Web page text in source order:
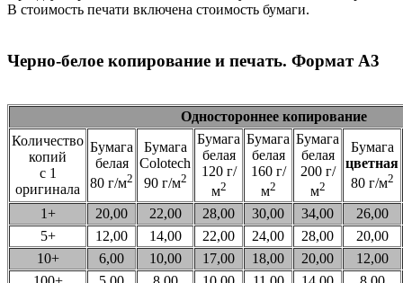
В стоимость печати включена стоимость бумаги.
Черно-белое копирование и печать. Формат А3
Одностороннее копирование
Количество
копий
с 1
оригинала
Бумага
белая
80 г/м2
Бумага
Colotech
90 г/м2
Бумага
белая
120 г/
м2
Бумага
белая
160 г/
м2
Бумага
белая
200 г/
м2
Бумага
цветная
80 г/м2
1+ 20,00 22,00 28,00 30,00 34,00
26,00
5+
12,00 14,00 22,00 24,00 28,00
20,00
10+
6,00 10,00 17,00 18,00 20,00
12,00